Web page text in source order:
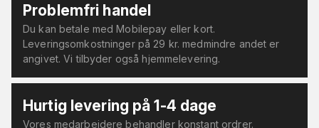
Problemfri handel
Du kan betale med Mobilepay eller kort.
Leveringsomkostninger på 29 kr. medmindre andet er
angivet. Vi tilbyder også hjemmelevering.
Hurtig levering på 1-4 dage
Vores medarbejdere behandler konstant ordrer.